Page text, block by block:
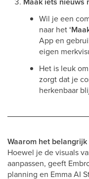
Wil je een
naar het
App en
eigen
Het is leuk
zorgt dat je
herkenbaar
Waarom het belangrijk
Hoewel je de visuals
aanpassen, geeft
planning en Emma AI